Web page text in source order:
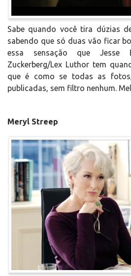
Sabe quando você tira dúzias
sabendo que só duas vão ficar
essa sensação que Jesse
Zuckerberg/Lex Luthor tem
que é como se todas as
publicadas, sem filtro nenhum.
Meryl Streep